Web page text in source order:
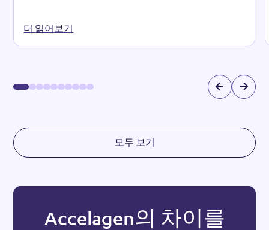
더 읽어보기
모두 보기
Accelagen의 차이를